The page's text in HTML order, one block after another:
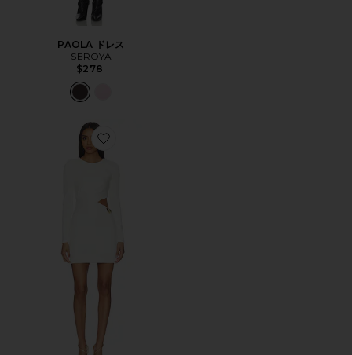
PAOLA ドレス
SEROYA
$278
Favorite CORA ドレス